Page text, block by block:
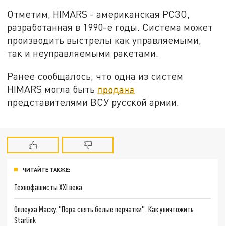
Отметим, HIMARS - американская РСЗО,
разработанная в 1990-е годы. Система может
производить выстрелы как управляемыми,
так и неуправляемыми ракетами.
Ранее сообщалось, что одна из систем
HIMARS могла быть продана
представителями ВСУ русской армии.
ЧИТАЙТЕ ТАКЖЕ:
Технофашисты XXI века
Оплеуха Маску. "Пора снять белые перчатки": Как уничтожить
Starlink